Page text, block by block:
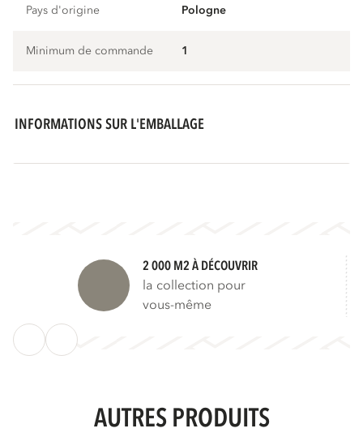
Pays d'origine Pologne
Minimum de commande 1
INFORMATIONS SUR L'EMBALLAGE
2 000 M2 À DÉCOUVRIR
la collection pour
vous-même
AUTRES PRODUITS